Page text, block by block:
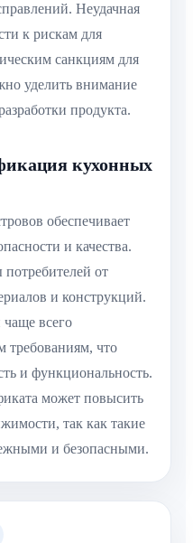
Неудачная
к рискам для
санкциям для
уделить внимание
продукта.
кухонных
обеспечивает
и качества.
от
и конструкций.
всего
требованиям, что
и функциональность.
может повысить
так как такие
и безопасными.